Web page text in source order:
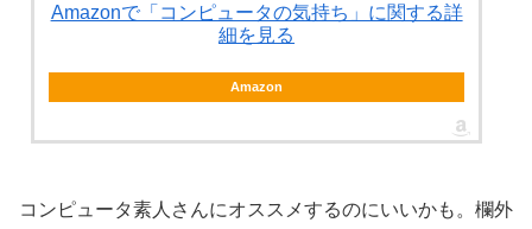
Amazonで「コンピュータの気持ち」に関する詳
細を見る
Amazon
コンピュータ素人さんにオススメするのにいいかも。欄外